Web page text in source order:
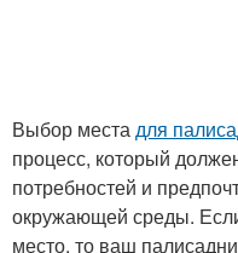
Выбор местадля
процесс, который
потребностей и
окружающей среды.
место, то ваш